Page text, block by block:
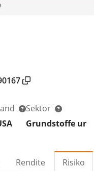
Sektor
Grundstoffe
Rendite Risiko